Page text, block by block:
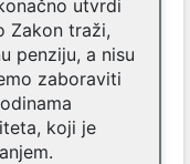
utvrdi
Zakon traži,
penziju, a nisu
zaboraviti
koji je